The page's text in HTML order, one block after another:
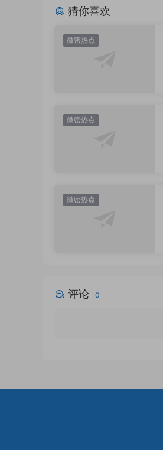
猜你喜欢
微密热点
微密热点
微密热点
评论 0